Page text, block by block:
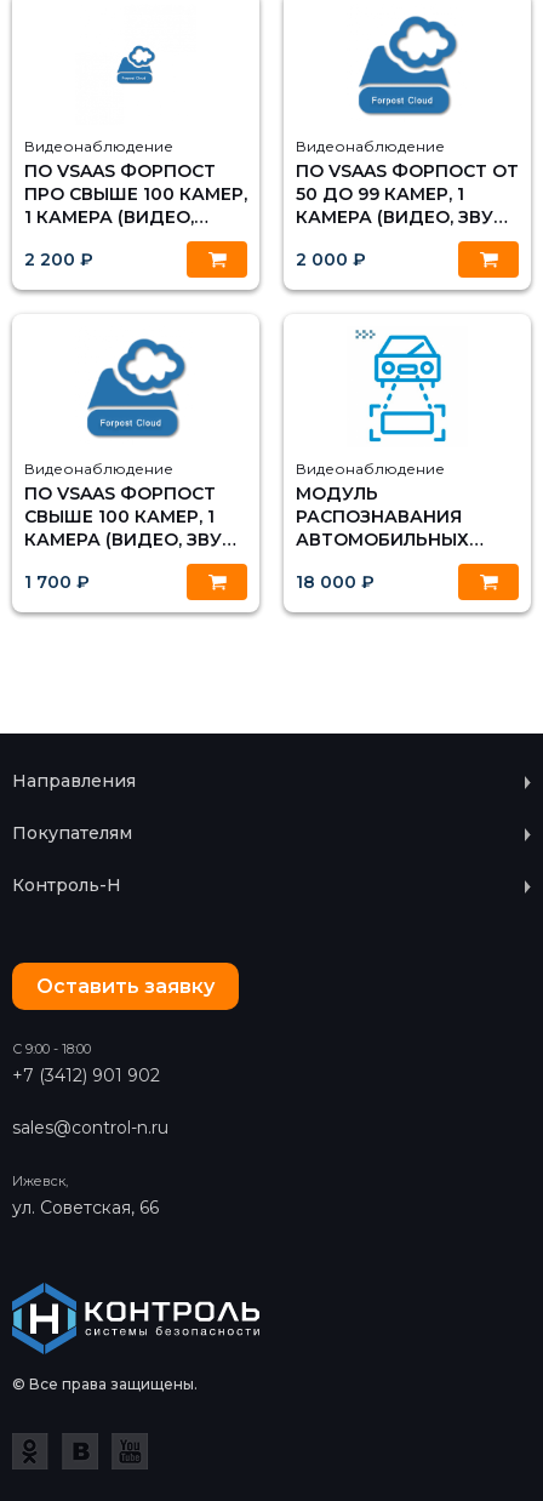
Видеонаблюдение
ПО VSAAS ФОРПОСТ
ПРО СВЫШЕ 100 КАМЕР,
1 КАМЕРА (ВИДЕО,
ЗВУК, PTZ, АНАЛИТИКА,
PLUG AND PLAY).
МИНИМАЛЬНЫЙ ЗАКАЗ
2 200 ₽
Видеонаблюдение
ПО VSAAS ФОРПОСТ ОТ
50 ДО 99 КАМЕР, 1
КАМЕРА (ВИДЕО, ЗВУК,
PTZ). МИНИМАЛЬНЫЙ
ЗАКАЗ - 10 ЛИЦЕНЗИЙ.
2 000 ₽
Видеонаблюдение
ПО VSAAS ФОРПОСТ
СВЫШЕ 100 КАМЕР, 1
КАМЕРА (ВИДЕО, ЗВУК,
PTZ). МИНИМАЛЬНЫЙ
ЗАКАЗ - 10 ЛИЦЕНЗИЙ.
1 700 ₽
Видеонаблюдение
МОДУЛЬ
РАСПОЗНАВАНИЯ
АВТОМОБИЛЬНЫХ
НОМЕРОВ MACROSCOP
LIGHT. ЛИЦЕНЗИЯ ДЛЯ
ОДНОГО СЕРВЕРА НА 1
18 000 ₽
© Все права защищены.
Оставить заявку
С 9:00 - 18:00
+7 (3412) 901 902
sales@control-n.ru
Ижевск,
ул. Советская, 66
Направления
Покупателям
Контроль-Н